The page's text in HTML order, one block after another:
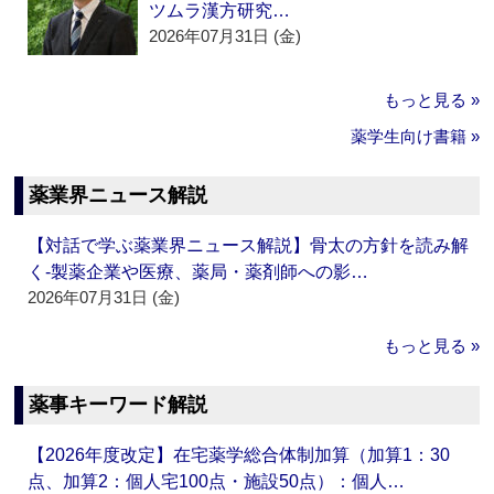
ツムラ漢方研究…
2026年07月31日 (金)
もっと見る »
薬学生向け書籍 »
薬業界ニュース解説
【対話で学ぶ薬業界ニュース解説】骨太の方針を読み解
く‐製薬企業や医療、薬局・薬剤師への影…
2026年07月31日 (金)
もっと見る »
薬事キーワード解説
【2026年度改定】在宅薬学総合体制加算（加算1：30
点、加算2：個人宅100点・施設50点）：個人…